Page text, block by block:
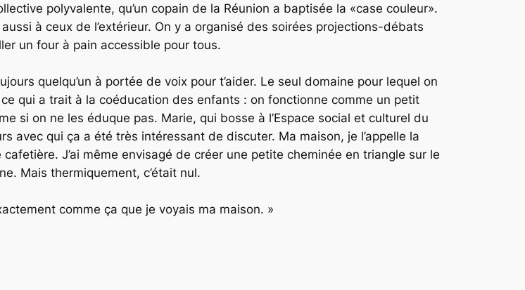
polyvalente, qu’un copain de la Réunion a baptisée la «case couleur».
à ceux de l’extérieur. On y a organisé des soirées projections-débats
un four à pain accessible pour tous.
quelqu’un à portée de voix pour t’aider. Le seul domaine pour lequel on
ce qui a trait à la coéducation des enfants : on fonctionne comme un petit
si on ne les éduque pas. Marie, qui bosse à l’Espace social et culturel du
avec qui ça a été très intéressant de discuter. Ma maison, je l’appelle la
J’ai même envisagé de créer une petite cheminée en triangle sur le
Mais thermiquement, c’était nul.
comme ça que je voyais ma maison. »